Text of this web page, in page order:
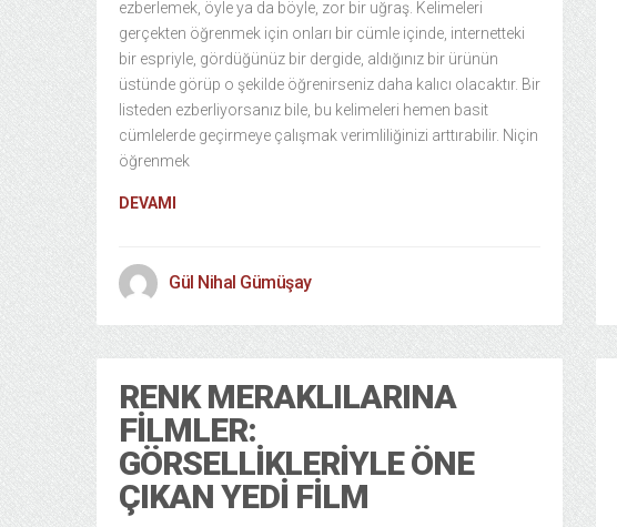
ezberlemek, öyle ya da böyle, zor bir uğraş. Kelimeleri
gerçekten öğrenmek için onları bir cümle içinde, internetteki
bir espriyle, gördüğünüz bir dergide, aldığınız bir ürünün
üstünde görüp o şekilde öğrenirseniz daha kalıcı olacaktır. Bir
listeden ezberliyorsanız bile, bu kelimeleri hemen basit
cümlelerde geçirmeye çalışmak verimliliğinizi arttırabilir. Niçin
öğrenmek
DEVAMI
Gül Nihal Gümüşay
RENK MERAKLILARINA
FILMLER:
GÖRSELLIKLERIYLE ÖNE
ÇIKAN YEDI FILM